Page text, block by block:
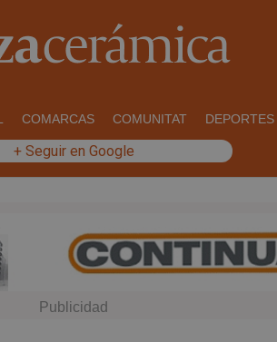
COMARCAS COMUNITAT DEPORTES
+ Seguir en Google